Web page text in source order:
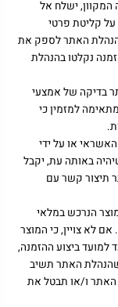
ישלח אל
על קליטת פרטי
הנהלת האתר לספק את
נקלטו בהנהלת
בדיקה של אמצעי
למזמין כי
או על ידי
באותה עת, יקבל
תיצור קשר עם
הנרכש במלאי
לא צויין, כי המוצר
למועד ביצוע ההזמנה,
האתר תשיב
ו/או תבטל את